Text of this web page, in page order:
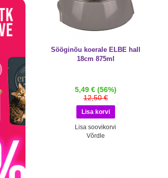
Sööginõu koerale ELBE hall
18cm 875ml
5,49 € (56%)
12,50 €
Lisa soovikorvi
Võrdle